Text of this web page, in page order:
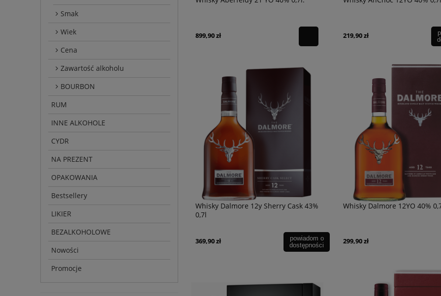
Smak
Wiek
Cena
Zawartość alkoholu
BOURBON
RUM
INNE ALKOHOLE
CYDR
NA PREZENT
OPAKOWANIA
Bestsellery
LIKIER
BEZALKOHOLOWE
Nowości
Promocje
899,90 zł 219,90 zł
Whisky Dalmore 12y Sherry Cask 43%
0,7l
369,90 zł
powiadom o
dostępności
Whisky Dalmore 12YO 40%
299,90 zł